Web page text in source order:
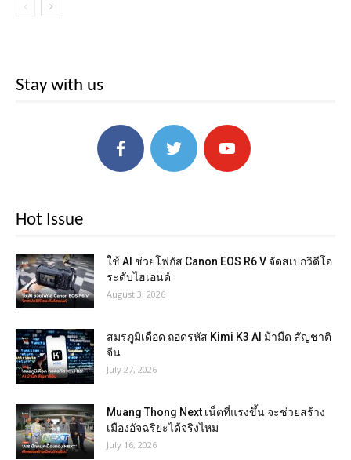
Stay with us
Hot Issue
ใช้ AI ช่วยโฟกัส Canon EOS R6 V จัดสเปกวิดีโอ
ระดับไฮเอนด์
August 3, 2026
สมรภูมิเดือด ถอดรหัส Kimi K3 AI ม้ามืด สัญชาติ
จีน
July 27, 2026
Muang Thong Next เน็ตที่แรงขึ้น จะช่วยสร้าง
เมืองอัจฉริยะได้จริงไหม
July 16, 2026